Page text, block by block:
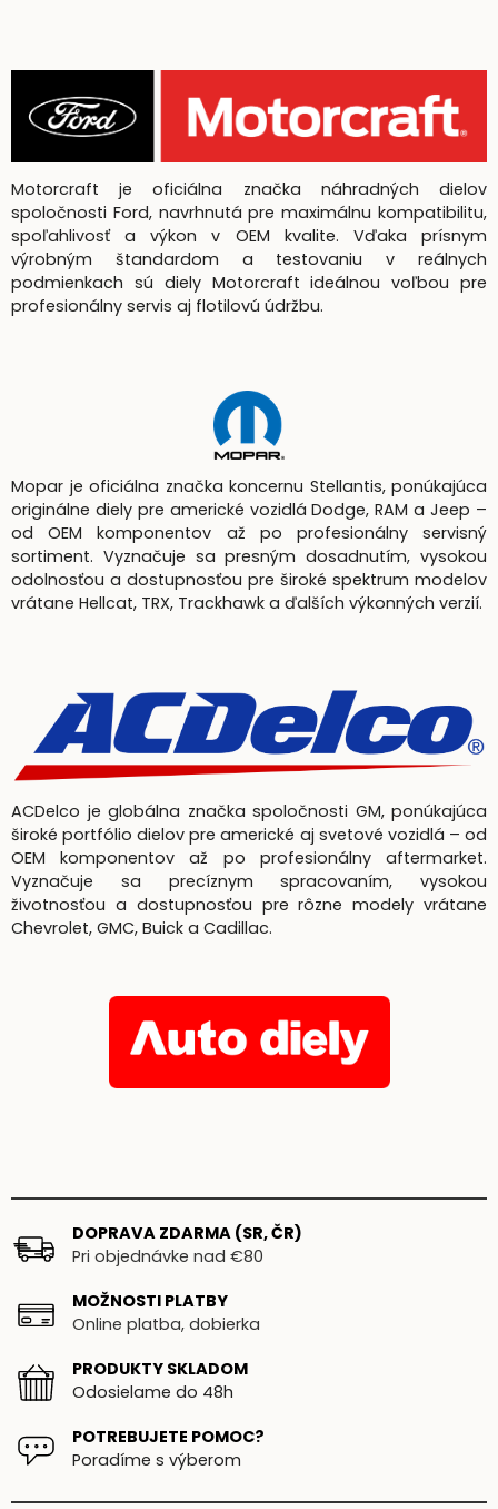
Motorcraft je oficiálna značka náhradných dielov
spoločnosti Ford, navrhnutá pre maximálnu kompatibilitu,
spoľahlivosť a výkon v OEM kvalite. Vďaka prísnym
výrobným štandardom a testovaniu v reálnych
podmienkach sú diely Motorcraft ideálnou voľbou pre
profesionálny servis aj flotilovú údržbu.
Mopar je oficiálna značka koncernu Stellantis, ponúkajúca
originálne diely pre americké vozidlá Dodge, RAM a Jeep –
od OEM komponentov až po profesionálny servisný
sortiment. Vyznačuje sa presným dosadnutím, vysokou
odolnosťou a dostupnosťou pre široké spektrum modelov
vrátane Hellcat, TRX, Trackhawk a ďalších výkonných verzií.
ACDelco je globálna značka spoločnosti GM, ponúkajúca
široké portfólio dielov pre americké aj svetové vozidlá – od
OEM komponentov až po profesionálny aftermarket.
Vyznačuje sa precíznym spracovaním, vysokou
životnosťou a dostupnosťou pre rôzne modely vrátane
Chevrolet, GMC, Buick a Cadillac.
DOPRAVA ZDARMA (SR, ČR)
Pri objednávke nad €80
MOŽNOSTI PLATBY
Online platba, dobierka
PRODUKTY SKLADOM
Odosielame do 48h
POTREBUJETE POMOC?
Poradíme s výberom